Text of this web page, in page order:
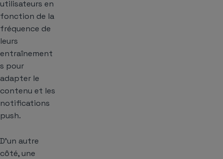
utilisateurs en
fonction de la
fréquence de
leurs
entraînement
s pour
adapter le
contenu et les
notifications
push.
D’un autre
côté, une